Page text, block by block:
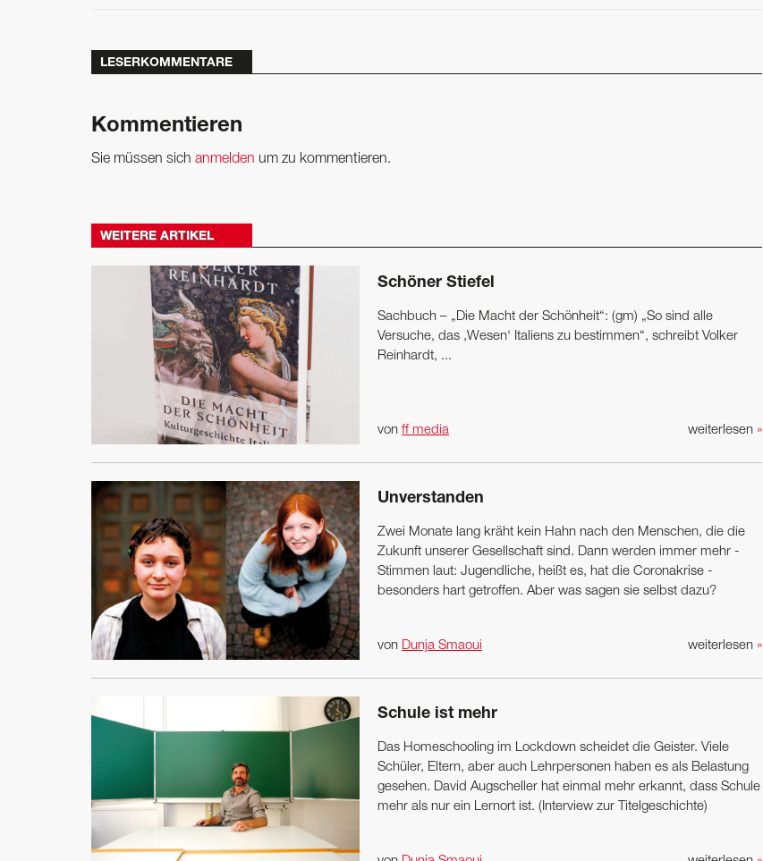
LESERKOMMENTARE
Kommentieren
Sie müssen sich anmelden um zu kommentieren.
WEITERE ARTIKEL
Schöner Stiefel
Sachbuch – „Die Macht der Schönheit“: (gm) „So sind alle
Versuche, das ‚Wesen‘ Italiens zu bestimmen“, schreibt Volker
Reinhardt, ...
weiterlesen »
von ff media
Unverstanden
Zwei Monate lang kräht kein Hahn nach den Menschen, die die
Zukunft unserer Gesellschaft sind. Dann werden immer mehr ­
Stimmen laut: Jugendliche, heißt es, hat die Coronakrise ­
besonders hart getroffen. Aber was sagen sie selbst dazu?
weiterlesen »
von Dunja Smaoui
Schule ist mehr
Das Homeschooling im Lockdown scheidet die Geister. Viele
Schüler, Eltern, aber auch ­Lehrpersonen haben es als Belastung
gesehen. David Augscheller hat einmal mehr erkannt, dass Schule
mehr als nur ein Lernort ist. (Interview zur Titelgeschichte)